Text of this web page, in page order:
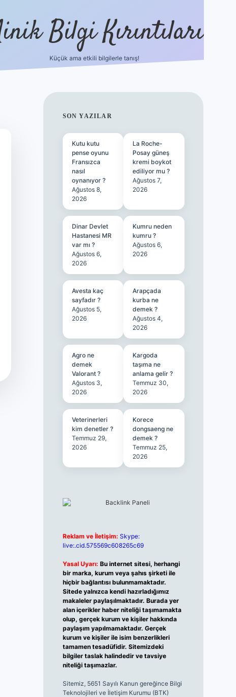
Bilgi Kırıntıları
Küçük ama etkili bilgilerle tanış!
SIDEBAR
SON YAZILAR
Kutu kutu
pense oyunu
Fransızca
nasıl
oynanıyor ?
Ağustos 8,
2026
La Roche-
Posay güneş
kremi boykot
ediliyor mu ?
Ağustos 7,
2026
Dinar Devlet
Hastanesi MR
var mı ?
Ağustos 6,
2026
Kumru neden
kumru ?
Ağustos 6,
2026
Avesta kaç
sayfadır ?
Ağustos 5,
2026
Arapçada
kurba ne
demek ?
Ağustos 4,
2026
Agro ne
demek
Valorant ?
Ağustos 3,
2026
Kargoda
taşıma ne
anlama gelir ?
Temmuz 30,
2026
Veterinerleri
kim denetler ?
Temmuz 29,
2026
Korece
dongsaeng ne
demek ?
Temmuz 25,
2026
Reklam ve İletişim: Skype:
live:.cid.575569c608265c69
Yasal Uyarı: Bu internet sitesi, herhangi
bir marka, kurum veya şahıs şirketi ile
hiçbir bağlantısı bulunmamaktadır.
Sitede yalnızca kendi hazırladığımız
makaleler paylaşılmaktadır. Burada yer
alan içerikler haber niteliği taşımamakta
olup, gerçek kurum ve kişiler hakkında
paylaşım yapılmamaktadır. Gerçek
kurum ve kişiler ile isim benzerlikleri
tamamen tesadüfidir. Sitemizdeki
bilgiler taslak halindedir ve tavsiye
niteliği taşımazlar.
Sitemiz, 5651 Sayılı Kanun gereğince Bilgi
Teknolojileri ve İletişim Kurumu (BTK)
ilbet